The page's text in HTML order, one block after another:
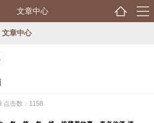
文章中心
文章中心
点击数：1158